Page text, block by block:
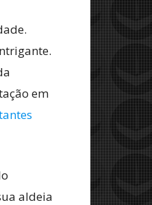
em
aldeia